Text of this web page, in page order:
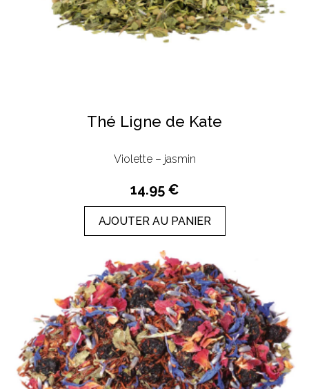
Thé Ligne de Kate
Violette – jasmin
14.95 €
AJOUTER AU PANIER